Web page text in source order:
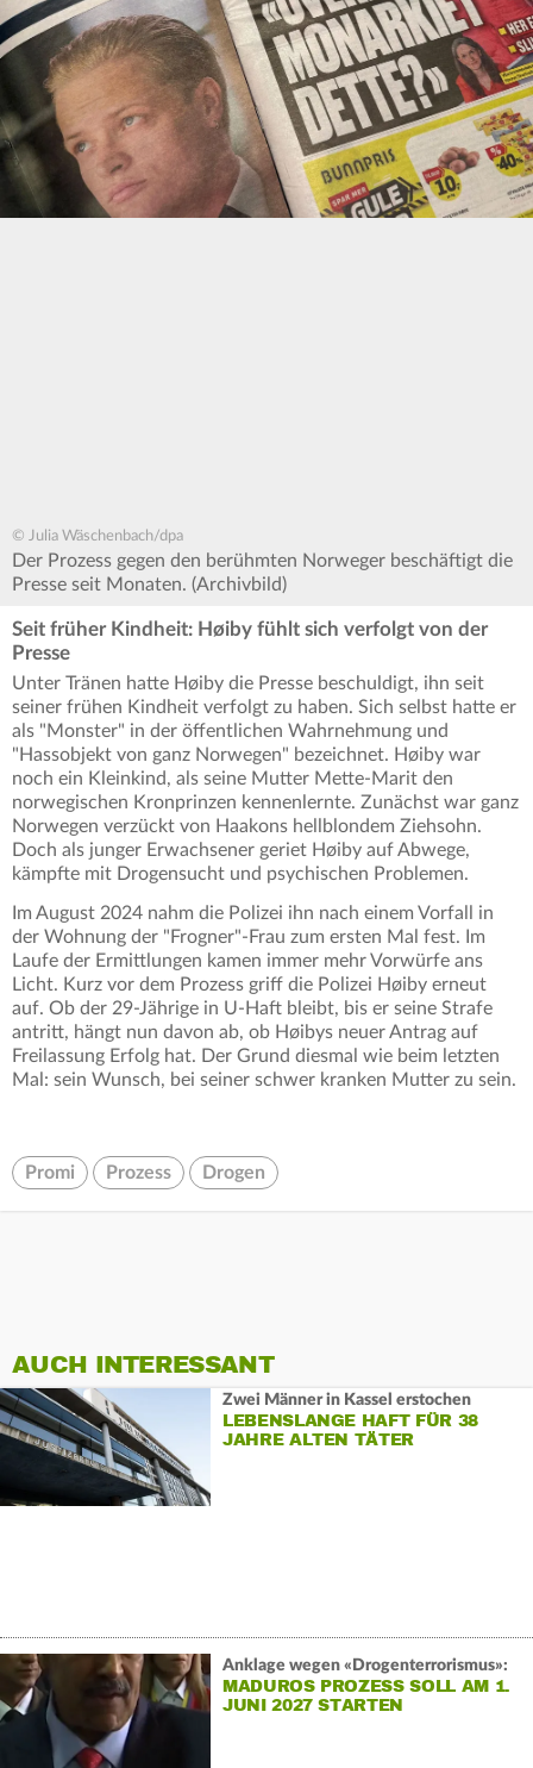
© Julia Wäschenbach/dpa
Der Prozess gegen den berühmten Norweger beschäftigt die
Presse seit Monaten. (Archivbild)
Seit früher Kindheit: Høiby fühlt sich verfolgt von der
Presse
Unter Tränen hatte Høiby die Presse beschuldigt, ihn seit
seiner frühen Kindheit verfolgt zu haben. Sich selbst hatte er
als "Monster" in der öffentlichen Wahrnehmung und
"Hassobjekt von ganz Norwegen" bezeichnet. Høiby war
noch ein Kleinkind, als seine Mutter Mette-Marit den
norwegischen Kronprinzen kennenlernte. Zunächst war ganz
Norwegen verzückt von Haakons hellblondem Ziehsohn.
Doch als junger Erwachsener geriet Høiby auf Abwege,
kämpfte mit Drogensucht und psychischen Problemen.
Im August 2024 nahm die Polizei ihn nach einem Vorfall in
der Wohnung der "Frogner"-Frau zum ersten Mal fest. Im
Laufe der Ermittlungen kamen immer mehr Vorwürfe ans
Licht. Kurz vor dem Prozess griff die Polizei Høiby erneut
auf. Ob der 29-Jährige in U-Haft bleibt, bis er seine Strafe
antritt, hängt nun davon ab, ob Høibys neuer Antrag auf
Freilassung Erfolg hat. Der Grund diesmal wie beim letzten
Mal: sein Wunsch, bei seiner schwer kranken Mutter zu sein.
Promi Prozess Drogen
AUCH INTERESSANT
Zwei Männer in Kassel erstochen
LEBENSLANGE HAFT FÜR 38
JAHRE ALTEN TÄTER
Anklage wegen «Drogenterrorismus»:
MADUROS PROZESS SOLL AM 1.
JUNI 2027 STARTEN